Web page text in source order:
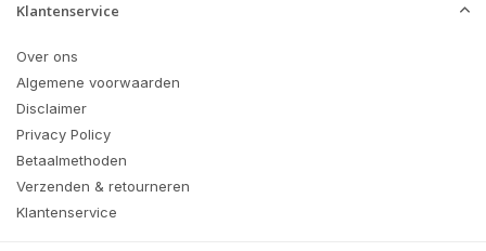
Klantenservice
Over ons
Algemene voorwaarden
Disclaimer
Privacy Policy
Betaalmethoden
Verzenden & retourneren
Klantenservice